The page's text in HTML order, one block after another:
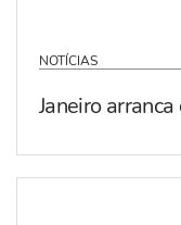
NOTÍCIAS
Janeiro